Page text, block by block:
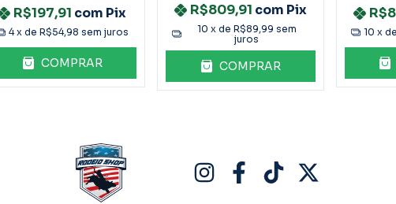
R$197,91 com Pix
4 x de R$54,98 sem juros
COMPRAR
R$809,91 com Pix
10 x de R$89,99 sem
juros
COMPRAR
10 x de